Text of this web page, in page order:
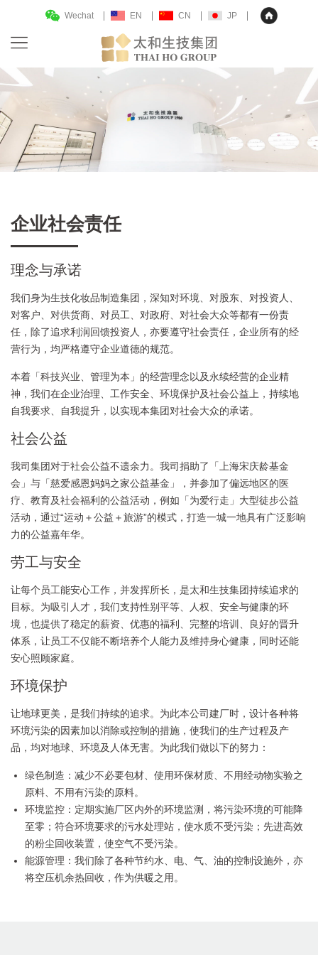
Wechat EN CN JP
企业社会责任
理念与承诺
我们身为生技化妆品制造集团，深知对环境、对股东、对投资人、
对客户、对供货商、对员工、对政府、对社会大众等都有一份责
任，除了追求利润回馈投资人，亦要遵守社会责任，企业所有的经
营行为，均严格遵守企业道德的规范。
本着「科技兴业、管理为本」的经营理念以及永续经营的企业精
神，我们在企业治理、工作安全、环境保护及社会公益上，持续地
自我要求、自我提升，以实现本集团对社会大众的承诺。
社会公益
我司集团对于社会公益不遗余力。我司捐助了「上海宋庆龄基金
会」与「慈爱感恩妈妈之家公益基金」，并参加了偏远地区的医
疗、教育及社会福利的公益活动，例如「为爱行走」大型徒步公益
活动，通过“运动＋公益＋旅游”的模式，打造一城一地具有广泛影响
力的公益嘉年华。
劳工与安全
让每个员工能安心工作，并发挥所长，是太和生技集团持续追求的
目标。为吸引人才，我们支持性别平等、人权、安全与健康的环
境，也提供了稳定的薪资、优惠的福利、完整的培训、良好的晋升
体系，让员工不仅能不断培养个人能力及维持身心健康，同时还能
安心照顾家庭。
环境保护
让地球更美，是我们持续的追求。为此本公司建厂时，设计各种将
环境污染的因素加以消除或控制的措施，使我们的生产过程及产
品，均对地球、环境及人体无害。为此我们做以下的努力：
绿色制造：减少不必要包材、使用环保材质、不用经动物实验之
原料、不用有污染的原料。
环境监控：定期实施厂区内外的环境监测，将污染环境的可能降
至零；符合环境要求的污水处理站，使水质不受污染；先进高效
的粉尘回收装置，使空气不受污染。
能源管理：我们除了各种节约水、电、气、油的控制设施外，亦
将空压机余热回收，作为供暖之用。